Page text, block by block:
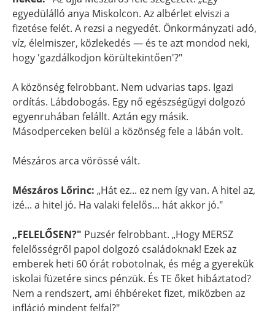
egyedülálló anya Miskolcon. Az albérlet elviszi a
fizetése felét. A rezsi a negyedét. Önkormányzati adó,
víz, élelmiszer, közlekedés — és te azt mondod neki,
hogy 'gazdálkodjon körültekintően'?"
A közönség felrobbant. Nem udvarias taps. Igazi
ordítás. Lábdobogás. Egy nő egészségügyi dolgozó
egyenruhában felállt. Aztán egy másik.
Másodperceken belül a közönség fele a lábán volt.
Mészáros arca vörössé vált.
Mészáros Lőrinc: „Hát ez... ez nem így van. A hitel az,
izé... a hitel jó. Ha valaki felelős... hát akkor jó."
„FELELŐSEN?" Puzsér felrobbant. „Hogy MERSZ
felelősségről papol dolgozó családoknak! Ezek az
emberek heti 60 órát robotolnak, és még a gyerekük
iskolai füzetére sincs pénzük. És TE őket hibáztatod?
Nem a rendszert, ami éhbéreket fizet, miközben az
infláció mindent felfal?"